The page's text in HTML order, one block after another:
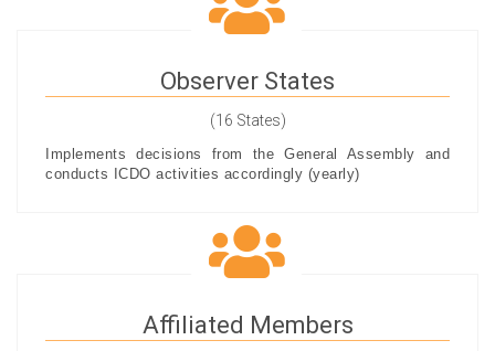
Observer States
(16 States)
Implements decisions from the General Assembly and
conducts ICDO activities accordingly (yearly)
Affiliated Members